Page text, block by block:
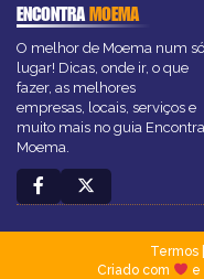
ENCONTRAMOEMA
O melhor de Moema num só
lugar! Dicas, onde ir, o que
fazer, as melhores
empresas, locais, serviços e
muito mais no guia Encontra
Moema.
Termos|
Criado com
e